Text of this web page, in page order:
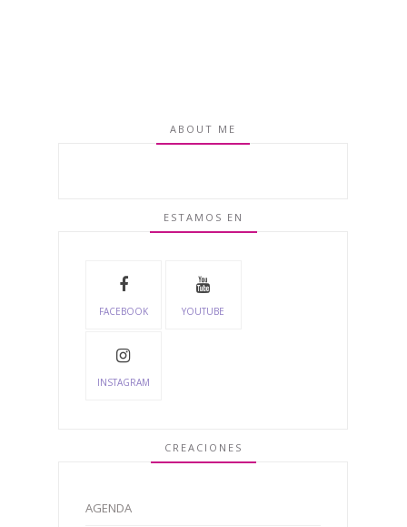
ABOUT ME
ESTAMOS EN
FACEBOOK YOUTUBE
INSTAGRAM
CREACIONES
AGENDA